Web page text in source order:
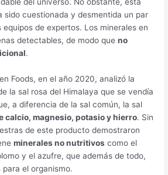
sido cuestionada y desmentida un par
de expertos. Los minerales en
detectables, de modo queno
.
Foods, en el año 2020, analizó la
la sal rosa del Himalaya que se vendía
a diferencia de la sal común, la sal
calcio, magnesio, potasio y hierro. Sin
de este producto demostraron
minerales no nutritivos como el
y el azufre, que además de todo,
el organismo.